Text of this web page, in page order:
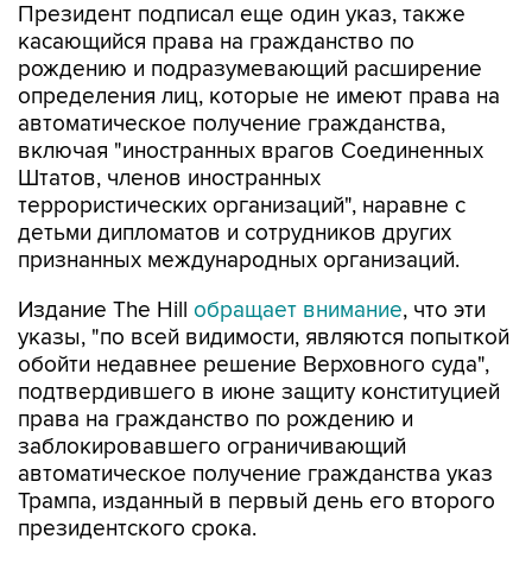
Президент подписал еще один указ, также
касающийся права на гражданство по
рождению и подразумевающий расширение
определения лиц, которые не имеют права на
автоматическое получение гражданства,
включая "иностранных врагов Соединенных
Штатов, членов иностранных
террористических организаций", наравне с
детьми дипломатов и сотрудников других
признанных международных организаций.
Издание The Hill обращает внимание, что эти
указы, "по всей видимости, являются попыткой
обойти недавнее решение Верховного суда",
подтвердившего в июне защиту конституцией
права на гражданство по рождению и
заблокировавшего ограничивающий
автоматическое получение гражданства указ
Трампа, изданный в первый день его второго
президентского срока.